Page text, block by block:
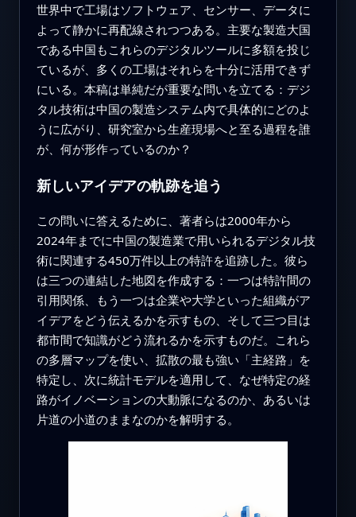
世界中で工場はソフトウェア、センサー、データに
よって静かに再配線されつつある。主要な製造大国
である中国もこれらのデジタルツールに多額を投じ
ているが、多くの工場はそれらを十分に活用できず
にいる。本稿は単純だが重要な問いを立てる：デジ
タル技術は中国の製造システム内で具体的にどのよ
うに広がり、研究室から生産現場へと至る過程を誰
が、何が形作っているのか？
新しいアイデアの軌跡を追う
この問いに答えるために、著者らは2000年から
2024年までに中国の製造業で用いられるデジタル技
術に関連する450万件以上の特許を追跡した。彼ら
は三つの連結した地図を作成する：一つは特許間の
引用関係、もう一つは企業や大学といった組織がア
イデアをどう伝えるかを示すもの、そして三つ目は
都市間で知識がどう流れるかを示すものだ。これら
の多層マップを使い、拡散の最も強い「主経路」を
特定し、次に統計モデルを適用して、なぜ特定の経
路がイノベーションの大動脈になるのか、あるいは
片道の小道のままなのかを解明する。